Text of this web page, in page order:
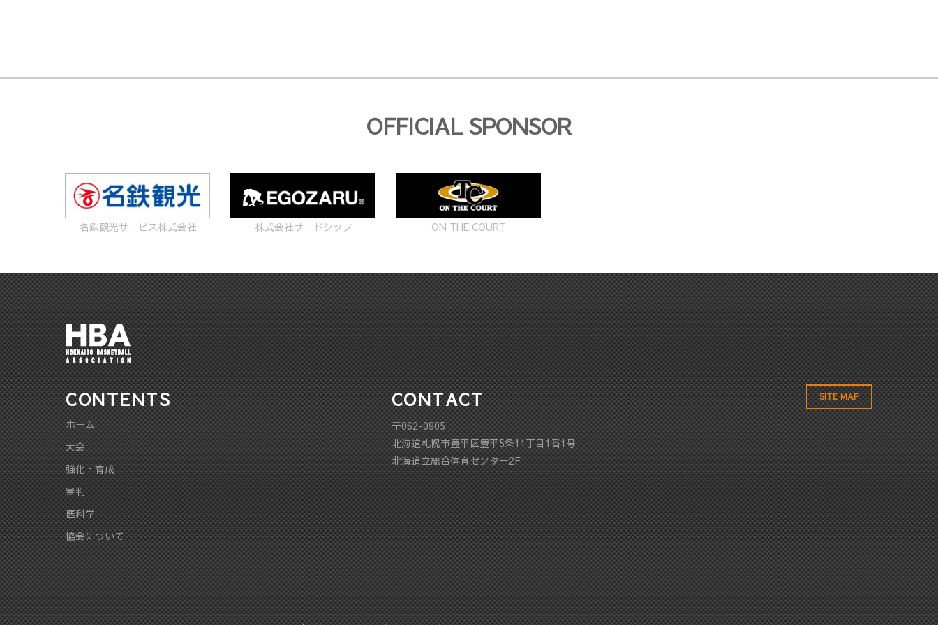
OFFICIAL SPONSOR
名鉄観光サービス株式会社 株式会社サードシップ ON THE COURT
CONTENTS
ホーム
大会
強化・育成
審判
医科学
協会について
CONTACT
〒062-0905
北海道札幌市豊平区豊平5条11丁目1番1号
北海道立総合体育センター2F
SITE MAP